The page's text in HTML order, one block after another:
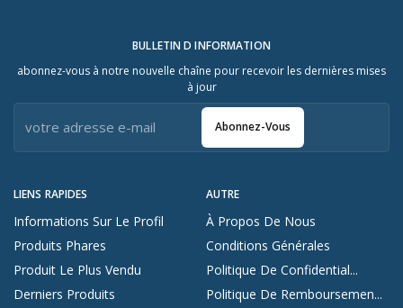
LIENS RAPIDES
Informations Sur Le Profil
Produits Phares
Produit Le Plus Vendu
Derniers Produits
AUTRE
À Propos De Nous
Conditions Générales
Politique De Confidential...
Politique De Remboursemen...
BULLETIN D INFORMATION
abonnez-vous à notre nouvelle chaîne pour recevoir les dernières mises
à jour
Abonnez-Vous